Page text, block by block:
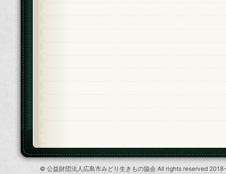
© 公益財団法人広島市みどり生きもの協会 All rights reserved 2018-